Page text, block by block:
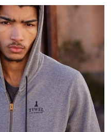
DE UMO agency. TODOS LOS